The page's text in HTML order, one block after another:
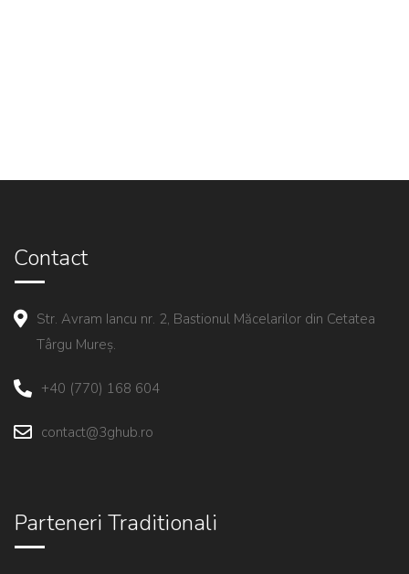
Contact
Str. Avram Iancu nr. 2, Bastionul Măcelarilor din Cetatea
Târgu Mureș.
+40 (770) 168 604
contact@3ghub.ro
Parteneri Traditionali